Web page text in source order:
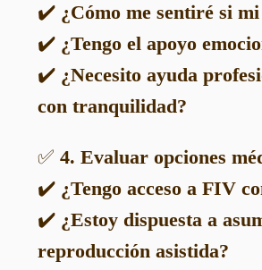
✔️ ¿Cómo me sentiré si
✔️ ¿Tengo el apoyo
✔️ ¿Necesito ayuda
con tranquilidad?
✅ 4. Evaluar opciones
✔️ ¿Tengo acceso a FIV
✔️ ¿Estoy dispuesta a
reproducción asistida?